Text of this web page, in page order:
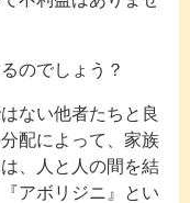
のでしょう？
ない他者たちと良
配によって、家族
、人と人の間を結
アボリジニ』とい